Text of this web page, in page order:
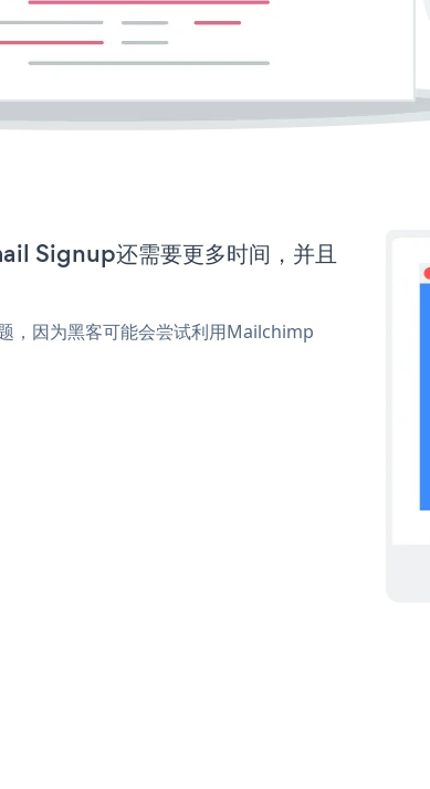
Signup还需要更多时间，并且
，因为黑客可能会尝试利用Mailchimp